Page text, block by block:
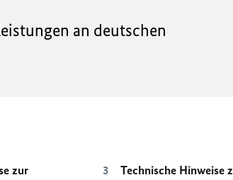
an deutschen
zur
Technische Hinweise